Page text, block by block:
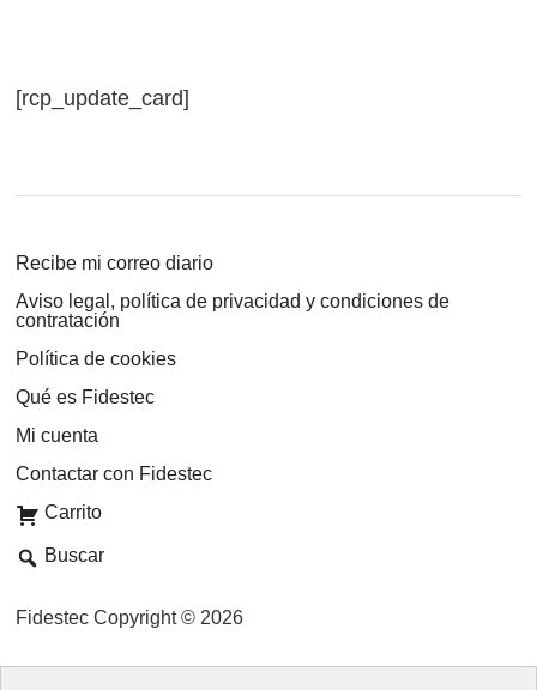
[rcp_update_card]
Recibe mi correo diario
Aviso legal, política de privacidad y condiciones de
contratación
Política de cookies
Qué es Fidestec
Mi cuenta
Contactar con Fidestec
Carrito
Buscar
Fidestec Copyright © 2026